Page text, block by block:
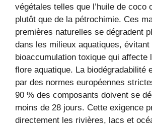
végétales telles que l’huile de coco
plutôt que de la pétrochimie. Ces
premières naturelles se dégradent
dans les milieux aquatiques, évitant
bioaccumulation toxique qui affecte
flore aquatique. La biodégradabilité
par des normes européennes
90 % des composants doivent se
moins de 28 jours. Cette exigence
directement les rivières, lacs et